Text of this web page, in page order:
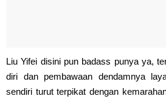
Liu Yifei disini pun badass punya ya,
diri dan pembawaan dendamnya
sendiri turut terpikat dengan